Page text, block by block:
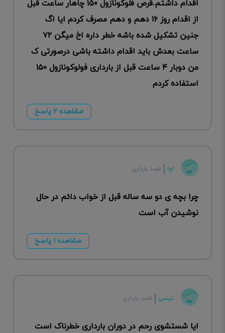
اقدام داشتم‌.قرص فلوکونازول ۱۵۰ چاهار ساعت قبل
از اقدام روز ۱۶ دهم و دهم مصرف کردم ایا اگ
جنین تشکیل شده باشه خطر داره اخ میگن ۷۲
ساعت بعدش باید اقدام داشته باشی درصورتی ک
من دوبار ۴ ساعت قبل از بارداری فولوکونازول ۱۵۰
استفاده کردم
مشاهده ۲ پاسخ
اوا قصد بارداری
چرا بچه ی دو سه ساله قبل از خواب دائم در حال
نوشیدن آب است
مشاهده ۱ پاسخ
نیسی قصد بارداری
ایا شستشوی رحم در دوران بارداری خطرناک است